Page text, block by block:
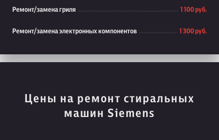
Ремонт/замена гриля 1 100 руб.
Ремонт/замена электронных компонентов 1 300 руб.
Цены на ремонт стиральных
машин Siemens